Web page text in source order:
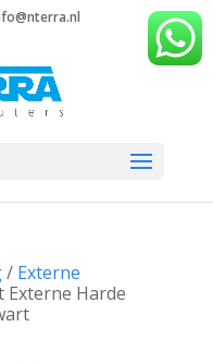
/ Externe
Externe Harde